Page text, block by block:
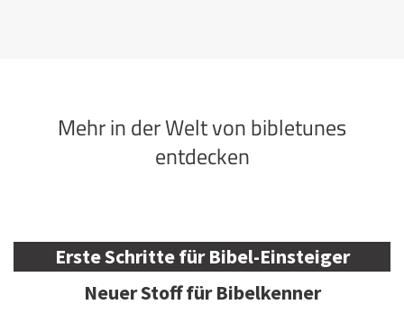
Mehr in der Welt von bibletunes
entdecken
Erste Schritte für Bibel-Einsteiger
Neuer Stoff für Bibelkenner